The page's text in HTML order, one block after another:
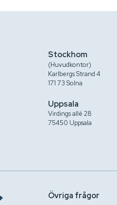
Stockhom
(Huvudkontor)
Karlbergs Strand 4
171 73 Solna
Uppsala
Virdings allé 28
75450 Uppsala
Övriga frågor